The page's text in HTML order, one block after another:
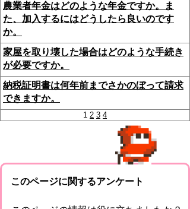
農業者年金はどのような年金ですか。ま
た、加入するにはどうしたら良いのです
か。
家屋を取り壊した場合はどのような手続き
が必要ですか。
納税証明書は何年前までさかのぼって請求
できますか。
1 2 3 4
このページに関するアンケート